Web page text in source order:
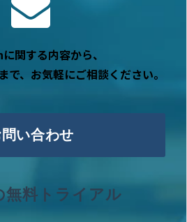
関する内容から、
で、お気軽にご相談ください。
い合わせ
無料トライアル